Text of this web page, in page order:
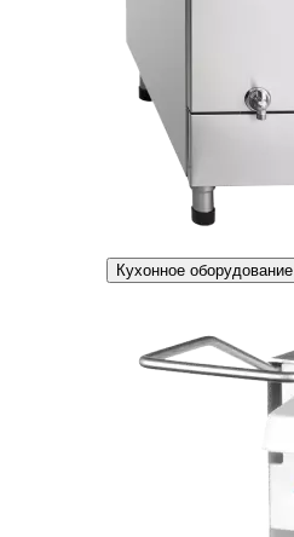
Кухонное оборудование